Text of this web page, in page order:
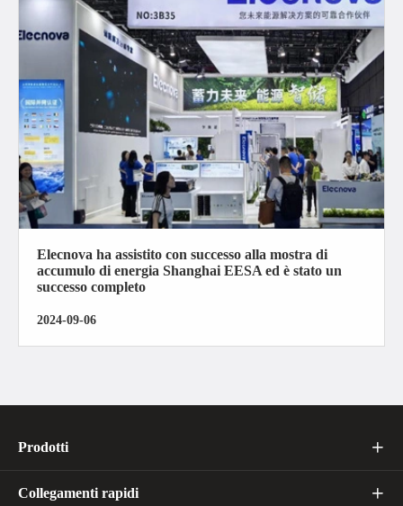
Elecnova ha assistito con successo alla mostra di
accumulo di energia Shanghai EESA ed è stato un
successo completo
2024-09-06
Prodotti 
Collegamenti rapidi 